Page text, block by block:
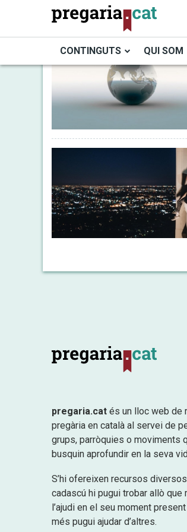
contingut
CONTINGUTS QUI SOM
pregaria.cat és un lloc web de
pregària en català al servei de
grups, parròquies o moviments
busquin aprofundir en la seva
S’hi ofereixen recursos
cadascú hi pugui trobar allò que
l’ajudi en el seu moment
més pugui ajudar d’altres.